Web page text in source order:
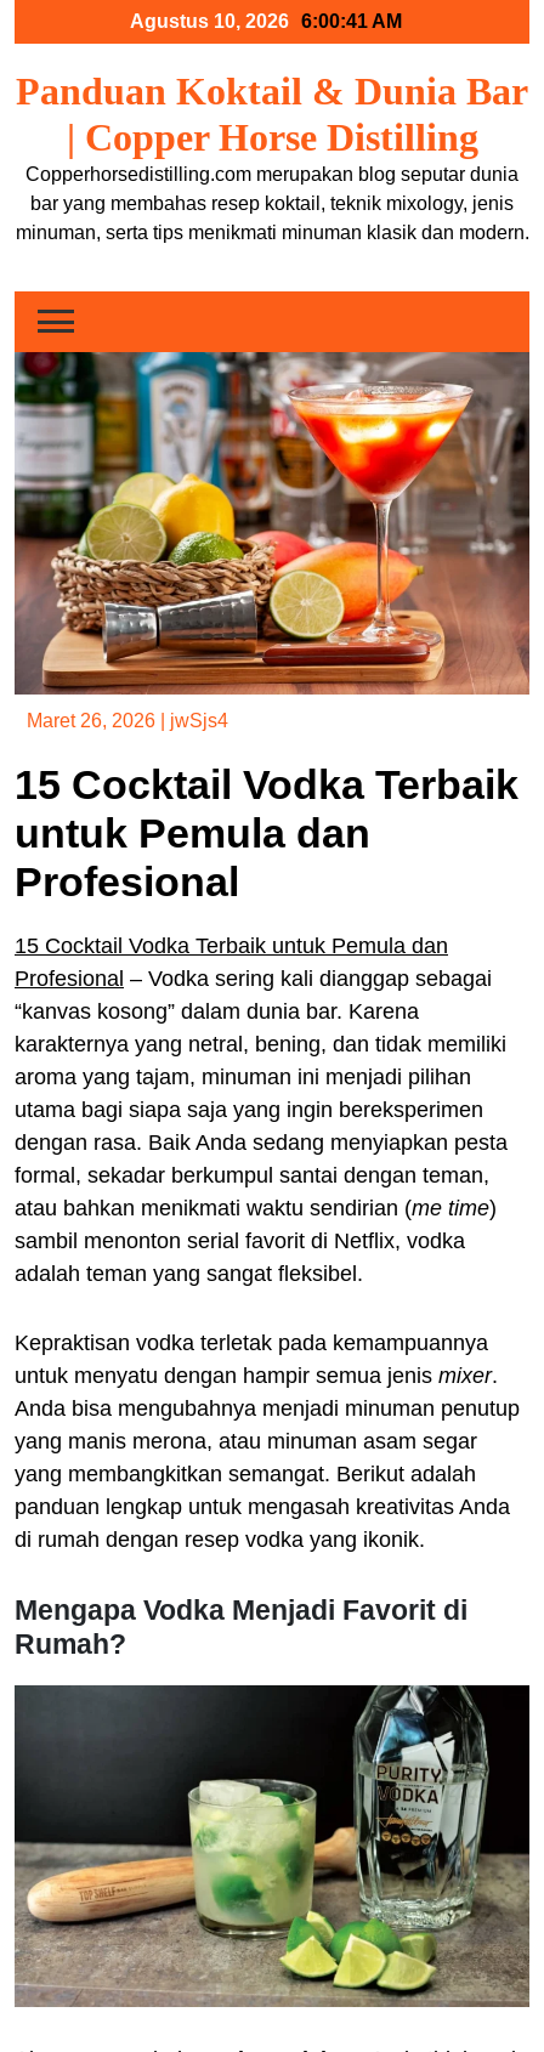
Agustus 10, 2026 6:00:41 AM
Panduan Koktail & Dunia Bar
| Copper Horse Distilling
Copperhorsedistilling.com merupakan blog seputar dunia
bar yang membahas resep koktail, teknik mixology, jenis
minuman, serta tips menikmati minuman klasik dan modern.
Maret 26, 2026 jwSjs4
15 Cocktail Vodka Terbaik
untuk Pemula dan
Profesional
15 Cocktail Vodka Terbaik untuk Pemula dan
Profesional – Vodka sering kali dianggap sebagai
“kanvas kosong” dalam dunia bar. Karena
karakternya yang netral, bening, dan tidak memiliki
aroma yang tajam, minuman ini menjadi pilihan
utama bagi siapa saja yang ingin bereksperimen
dengan rasa. Baik Anda sedang menyiapkan pesta
formal, sekadar berkumpul santai dengan teman,
atau bahkan menikmati waktu sendirian (me time)
sambil menonton serial favorit di Netflix, vodka
adalah teman yang sangat fleksibel.
Kepraktisan vodka terletak pada kemampuannya
untuk menyatu dengan hampir semua jenis mixer.
Anda bisa mengubahnya menjadi minuman penutup
yang manis merona, atau minuman asam segar
yang membangkitkan semangat. Berikut adalah
panduan lengkap untuk mengasah kreativitas Anda
di rumah dengan resep vodka yang ikonik.
Mengapa Vodka Menjadi Favorit di
Rumah?